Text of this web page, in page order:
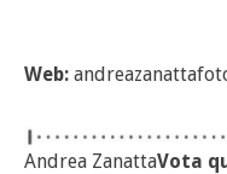
Web:
Andrea ZanattaVota